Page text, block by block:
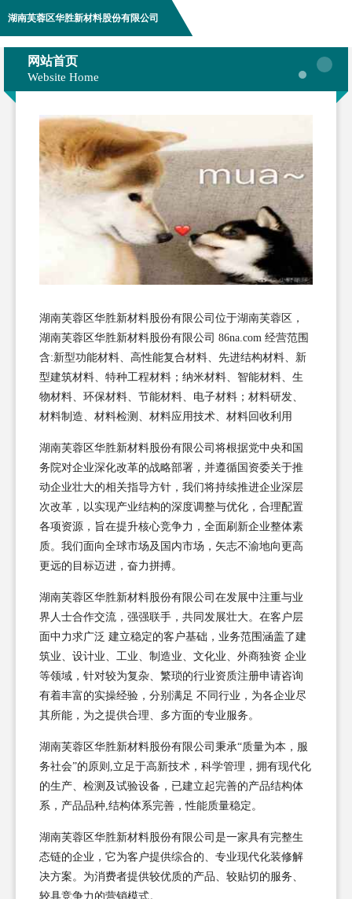
湖南芙蓉区华胜新材料股份有限公司
网站首页
Website Home
湖南芙蓉区华胜新材料股份有限公司位于湖南芙蓉区，
湖南芙蓉区华胜新材料股份有限公司 86na.com 经营范围
含:新型功能材料、高性能复合材料、先进结构材料、新
型建筑材料、特种工程材料；纳米材料、智能材料、生
物材料、环保材料、节能材料、电子材料；材料研发、
材料制造、材料检测、材料应用技术、材料回收利用
湖南芙蓉区华胜新材料股份有限公司将根据党中央和国
务院对企业深化改革的战略部署，并遵循国资委关于推
动企业壮大的相关指导方针，我们将持续推进企业深层
次改革，以实现产业结构的深度调整与优化，合理配置
各项资源，旨在提升核心竞争力，全面刷新企业整体素
质。我们面向全球市场及国内市场，矢志不渝地向更高
更远的目标迈进，奋力拼搏。
湖南芙蓉区华胜新材料股份有限公司在发展中注重与业
界人士合作交流，强强联手，共同发展壮大。在客户层
面中力求广泛 建立稳定的客户基础，业务范围涵盖了建
筑业、设计业、工业、制造业、文化业、外商独资 企业
等领域，针对较为复杂、繁琐的行业资质注册申请咨询
有着丰富的实操经验，分别满足 不同行业，为各企业尽
其所能，为之提供合理、多方面的专业服务。
湖南芙蓉区华胜新材料股份有限公司秉承“质量为本，服
务社会”的原则,立足于高新技术，科学管理，拥有现代化
的生产、检测及试验设备，已建立起完善的产品结构体
系，产品品种,结构体系完善，性能质量稳定。
湖南芙蓉区华胜新材料股份有限公司是一家具有完整生
态链的企业，它为客户提供综合的、专业现代化装修解
决方案。为消费者提供较优质的产品、较贴切的服务、
较具竞争力的营销模式。